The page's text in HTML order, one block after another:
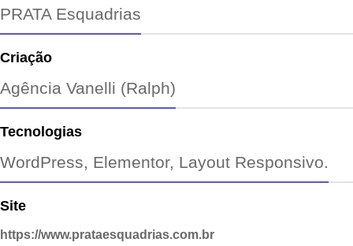
PRATA Esquadrias
Criação
Agência Vanelli (Ralph)
Tecnologias
WordPress, Elementor, Layout Responsivo.
Site
https://www.prataesquadrias.com.br